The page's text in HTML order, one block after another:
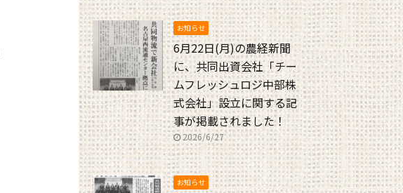
お知らせ
6月22日(月)の農経新聞
に、共同出資会社「チー
ムフレッシュロジ中部株
式会社」設立に関する記
事が掲載されました！
2026/6/27
お知らせ